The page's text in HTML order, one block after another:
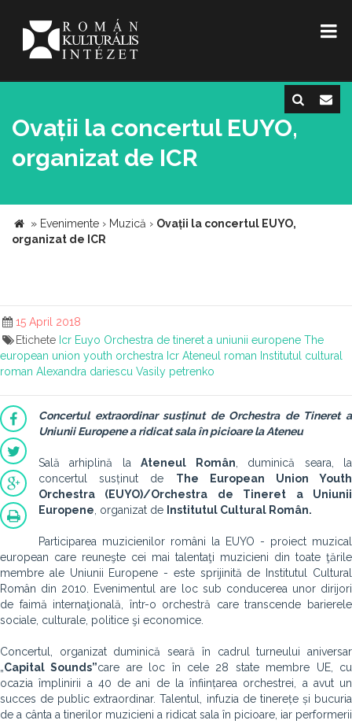
Ovații la concertul EUYO,
organizat de ICR
» Evenimente › Muzică › Ovații la concertul EUYO,
organizat de ICR
15 April 2018
Etichete Icr Euyo Orchestra de tineret a uniunii europene The
european union youth orchestra Icr Ateneul roman Institutul cultural
roman Alexandra dariescu Vasily petrenko
Concertul extraordinar susținut de Orchestra de Tineret a
Uniunii Europenea ridicat sala în picioare la Ateneu
Sală arhiplină laAteneul Român , duminică seara, la
concertul susținut de The European Union Youth
Orchestra (EUYO)/Orchestra de Tineret a Uniunii
Europene , organizat de Institutul Cultural Român.
Participarea muzicienilor români la EUYO - proiect muzical
european care reuneşte cei mai talentaţi muzicieni din toate ţările
membre ale Uniunii Europene - este sprijinită de Institutul Cultural
Român din 2010. Evenimentul are loc sub conducerea unor dirijori
de faimă internaţională, într-o orchestră care transcende barierele
sociale, culturale, politice şi economice.
Concertul, organizat duminică seară în cadrul turneului aniversar
„Capital Sounds”care are loc în cele 28 state membre UE, cu
ocazia împlinirii a 40 de ani de la înființarea orchestrei, a avut un
succes de public extraordinar. Talentul, infuzia de tinerețe și bucuria
de a cânta a tinerilor muzicieni a ridicat sala în picioare, iar performerii